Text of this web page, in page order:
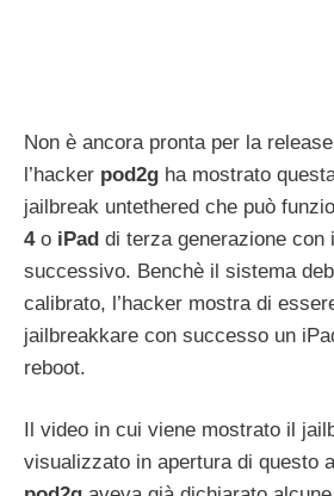
Non è ancora pronta per la
l’hacker pod2g ha mostrato
jailbreak untethered che può
4o iPad di terza generazione con
successivo. Benchè il sistema
calibrato, l’hacker mostra di
jailbreakkare con successo un
reboot.
Il video in cui viene mostrato il
visualizzato in apertura di questo